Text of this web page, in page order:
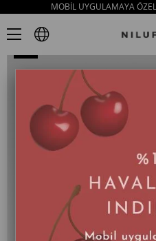
MOBİL UYGULAMAYA
Step Pudra Hakiki Deri Kadın Günlük Ayakkabı